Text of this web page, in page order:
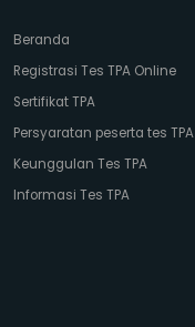
Beranda
Registrasi Tes TPA Online
Sertifikat TPA
Persyaratan peserta tes TPA
Keunggulan Tes TPA
Informasi Tes TPA